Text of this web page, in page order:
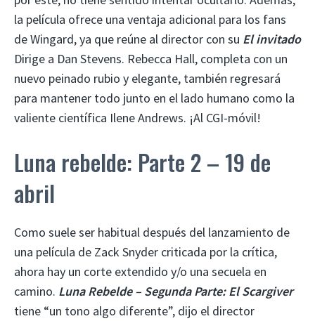
la película ofrece una ventaja adicional para los fans
de Wingard, ya que reúne al director con su El invitado
Dirige a Dan Stevens. Rebecca Hall, completa con un
nuevo peinado rubio y elegante, también regresará
para mantener todo junto en el lado humano como la
valiente científica Ilene Andrews. ¡Al CGI-móvil!
Luna rebelde: Parte 2 – 19 de
abril
Como suele ser habitual después del lanzamiento de
una película de Zack Snyder criticada por la crítica,
ahora hay un corte extendido y/o una secuela en
camino. Luna Rebelde – Segunda Parte: El Scargiver
tiene “un tono algo diferente”, dijo el director